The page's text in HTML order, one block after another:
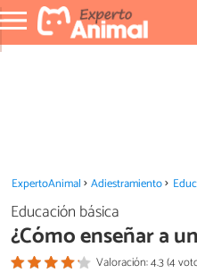
ExpertoAnimal Adiestramiento
Educación básica
¿Cómo enseñar a
Valoración: 4.3 (4